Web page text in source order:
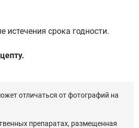
истечения срока годности.
отличаться от фотографий на
препаратах, размещенная